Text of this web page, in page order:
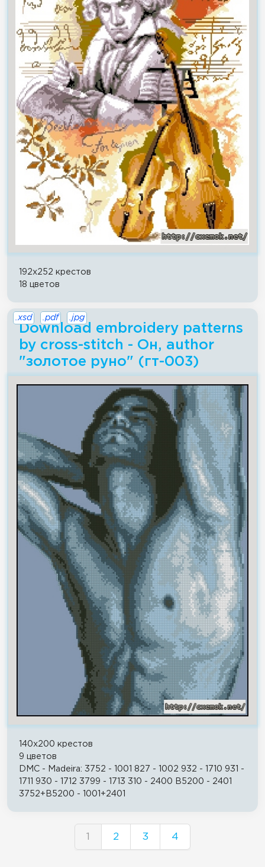
192x252 крестов
18 цветов
Download embroidery patterns
by cross-stitch - Он, author
"золотое руно" (гт-003)
.xsd .pdf .jpg
140x200 крестов
9 цветов
DMC - Madeira: 3752 - 1001 827 - 1002 932 - 1710 931 -
1711 930 - 1712 3799 - 1713 310 - 2400 B5200 - 2401
3752+B5200 - 1001+2401
1 2 3 4